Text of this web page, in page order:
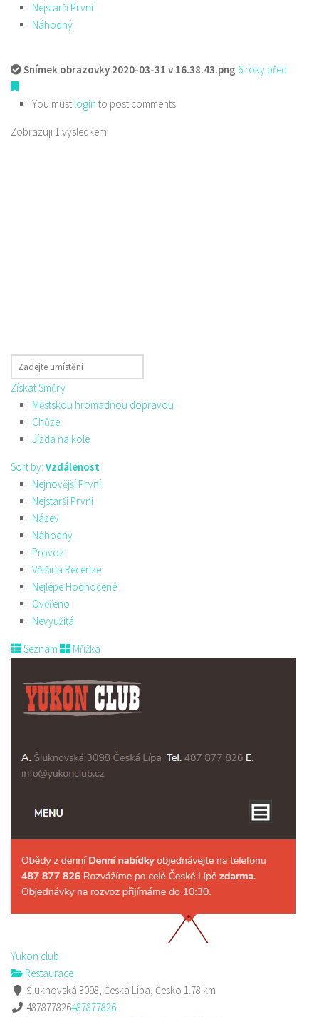
Nejstarší První
Náhodný
Snímek obrazovky 2020-03-31 v 16.38.43.png 6 roky před
You must login to post comments
Zobrazuji 1 výsledkem
Získat Směry
Městskou hromadnou dopravou
Chůze
Jízda na kole
Sort by: Vzdálenost
Nejnovější První
Nejstarší První
Název
Náhodný
Provoz
Většina Recenze
Nejlépe Hodnocené
Ověřeno
Nevyužitá
Seznam Mřížka
Yukon club
Restaurace
Šluknovská 3098, Česká Lípa, Česko 1.78 km
487877826487877826